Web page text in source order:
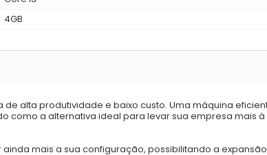
4GB
de alta produtividade e baixo custo. Uma máquina
como a alternativa ideal para levar sua empresa mais à
mais a sua configuração, possibilitando a